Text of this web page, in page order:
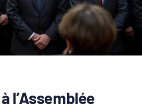
l’Assemblée